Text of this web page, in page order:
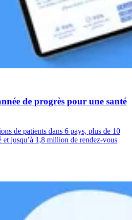
de progrès pour une santé
de patients dans 6 pays, plus de 10
et jusqu’à 1,8 million de rendez-vous